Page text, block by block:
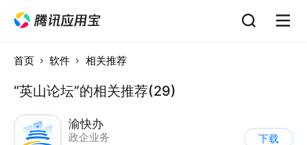
首页 软件 相关推荐
“英山论坛”的相关推荐(29)
渝快办
政企业务
下载